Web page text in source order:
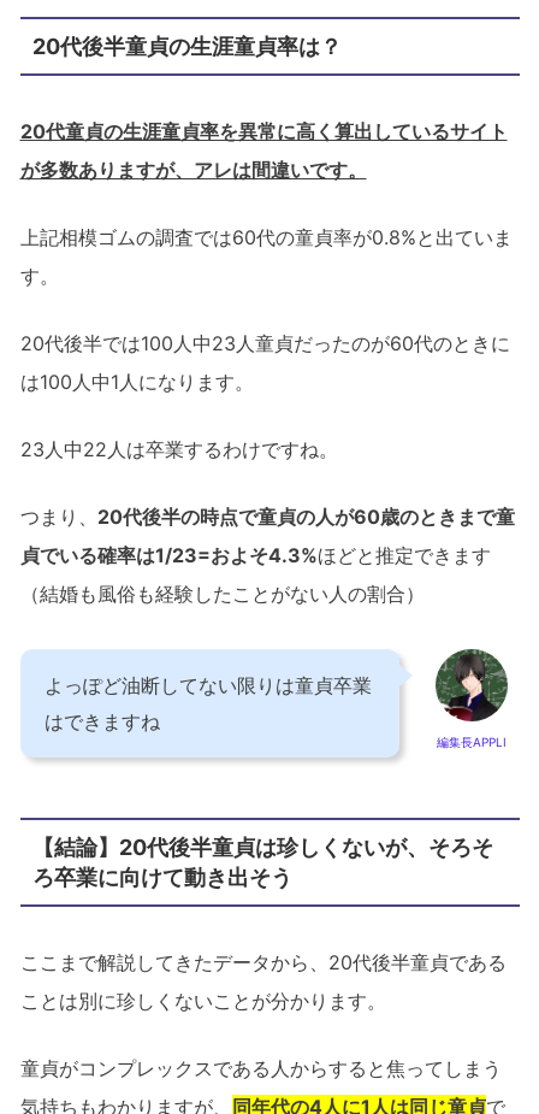
20代後半童貞の生涯童貞率は？
20代童貞の生涯童貞率を異常に高く算出しているサイト
が多数ありますが、アレは間違いです。
上記相模ゴムの調査では60代の童貞率が0.8%と出ていま
す。
20代後半では100人中23人童貞だったのが60代のときに
は100人中1人になります。
23人中22人は卒業するわけですね。
つまり、 20代後半の時点で童貞の人が60歳のときまで童
貞でいる確率は1/23=およそ4.3%ほどと推定できます
（結婚も風俗も経験したことがない人の割合）
編集長APPLI
よっぽど油断してない限りは童貞卒業
はできますね
【結論】20代後半童貞は珍しくないが、そろそ
ろ卒業に向けて動き出そう
ここまで解説してきたデータから、20代後半童貞である
ことは別に珍しくないことが分かります。
童貞がコンプレックスである人からすると焦ってしまう
気持ちもわかりますが、 同年代の4人に1人は同じ童貞で